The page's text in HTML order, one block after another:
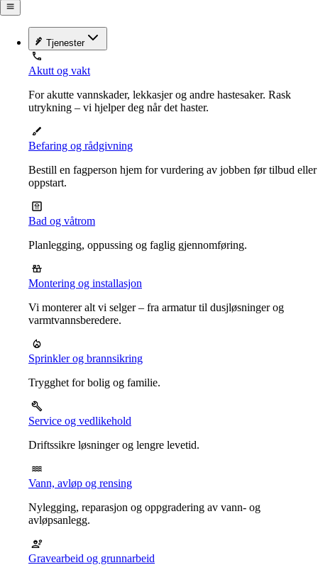
Tjenester
Akutt og vakt
For akutte vannskader, lekkasjer og andre hastesaker. Rask
utrykning – vi hjelper deg når det haster.
Befaring og rådgivning
Bestill en fagperson hjem for vurdering av jobben før tilbud eller
oppstart.
Bad og våtrom
Planlegging, oppussing og faglig gjennomføring.
Montering og installasjon
Vi monterer alt vi selger – fra armatur til dusjløsninger og
varmtvannsberedere.
Sprinkler og brannsikring
Trygghet for bolig og familie.
Service og vedlikehold
Driftssikre løsninger og lengre levetid.
Vann, avløp og rensing
Nylegging, reparasjon og oppgradering av vann- og
avløpsanlegg.
Gravearbeid og grunnarbeid